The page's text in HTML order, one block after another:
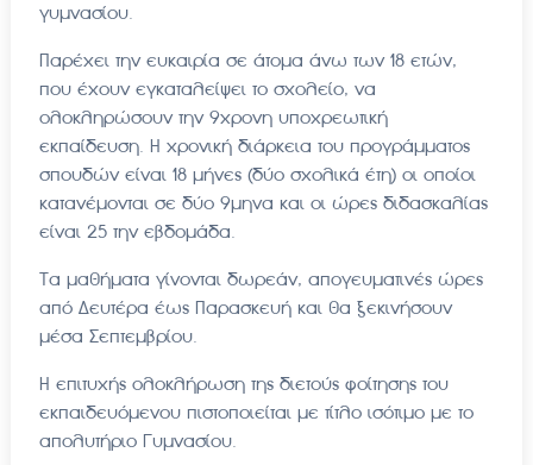
γυμνασίου.
Παρέχει την ευκαιρία σε άτομα άνω των 18 ετών,
που έχουν εγκαταλείψει το σχολείο, να
ολοκληρώσουν την 9χρονη υποχρεωτική
εκπαίδευση. Η χρονική διάρκεια του προγράμματος
σπουδών είναι 18 μήνες (δύο σχολικά έτη) οι οποίοι
κατανέμονται σε δύο 9μηνα και οι ώρες διδασκαλίας
είναι 25 την εβδομάδα.
Τα μαθήματα γίνονται δωρεάν, απογευματινές ώρες
από Δευτέρα έως Παρασκευή και θα ξεκινήσουν
μέσα Σεπτεμβρίου.
Η επιτυχής ολοκλήρωση της διετούς φοίτησης του
εκπαιδευόμενου πιστοποιείται με τίτλο ισότιμο με το
απολυτήριο Γυμνασίου.